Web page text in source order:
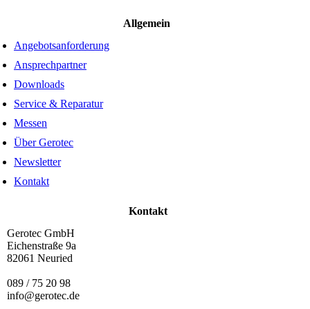
Allgemein
Angebotsanforderung
Ansprechpartner
Downloads
Service & Reparatur
Messen
Über Gerotec
Newsletter
Kontakt
Kontakt
Gerotec GmbH
Eichenstraße 9a
82061 Neuried
089 / 75 20 98
info@gerotec.de